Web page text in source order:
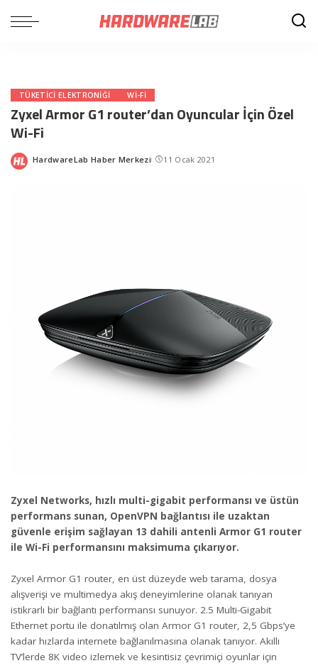
TÜKETICI ELEKTRONIĞI WI-FI
Zyxel Armor G1 router’dan Oyuncular İçin Özel
Wi-Fi
Posted
HardwareLab Haber Merkezi 11 Ocak 2021
Zyxel Networks, hızlı multi-gigabit performansı ve üstün
performans sunan, OpenVPN bağlantısı ile uzaktan
güvenle erişim sağlayan 13 dahili antenli Armor G1 router
ile Wi-Fi performansını maksimuma çıkarıyor.
Zyxel Armor G1 router, en üst düzeyde web tarama, dosya
alışverişi ve multimedya akış deneyimlerine olanak tanıyan
istikrarlı bir bağlantı performansı sunuyor. 2.5 Multi-Gigabit
Ethernet portu ile donatılmış olan Armor G1 router, 2,5 Gbps’ye
kadar hızlarda internete bağlanılmasına olanak tanıyor. Akıllı
TV’lerde 8K video izlemek ve kesintisiz çevrimiçi oyunlar için